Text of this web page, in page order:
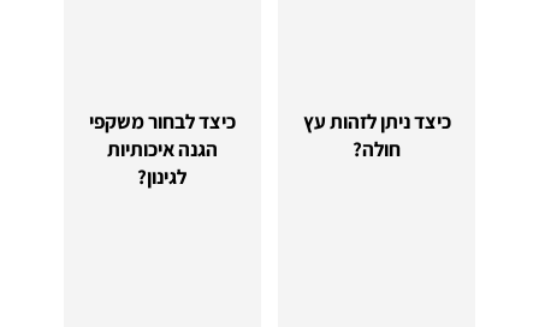
כיצד ניתן לזהות עץ
חולה?
כיצד לבחור משקפי
הגנה איכותיות
לגינון?